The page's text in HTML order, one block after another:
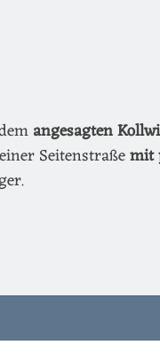
angesagten
Seitenstraßemit